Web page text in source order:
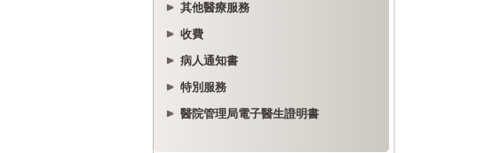
其他醫療服務
收費
病人通知書
特別服務
醫院管理局電子醫生證明書